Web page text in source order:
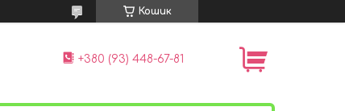
Кошик
+380 (93) 448-67-81